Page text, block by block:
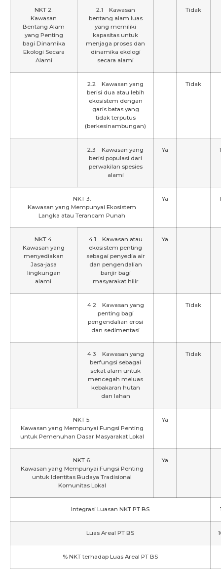
NKT 2.
Kawasan
Bentang Alam
yang Penting
bagi Dinamika
Ekologi Secara
Alami
2.1 Kawasan
bentang alam luas
yang memiliki
kapasitas untuk
menjaga proses dan
dinamika ekologi
secara alami
Tidak
2.2 Kawasan yang
berisi dua atau lebih
ekosistem dengan
garis batas yang
tidak terputus
(berkesinambungan)
Tidak
2.3 Kawasan yang
berisi populasi dari
perwakilan spesies
alami
Ya
NKT 3.
Kawasan yang Mempunyai Ekosistem
Langka atau Terancam Punah
Ya
NKT 4.
Kawasan yang
menyediakan
Jasa-jasa
lingkungan
alami.
4.1 Kawasan atau
ekosistem penting
sebagai penyedia air
dan pengendalian
banjir bagi
masyarakat hilir
Ya
4.2 Kawasan yang
penting bagi
pengendalian erosi
dan sedimentasi
Tidak
4.3 Kawasan yang
berfungsi sebagai
sekat alam untuk
mencegah meluas
kebakaran hutan
dan lahan
Tidak
NKT 5.
Kawasan yang Mempunyai Fungsi Penting
untuk Pemenuhan Dasar Masyarakat Lokal
Ya
NKT 6.
Kawasan yang Mempunyai Fungsi Penting
untuk Identitas Budaya Tradisional
Komunitas Lokal
Ya
Integrasi Luasan NKT PT BS
Luas Areal PT BS
% NKT terhadap Luas Areal PT BS